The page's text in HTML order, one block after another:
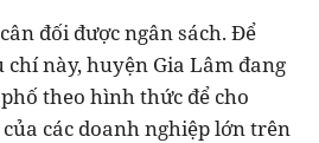
đối được ngân sách. Để
này, huyện Gia Lâm đang
theo hình thức để cho
các doanh nghiệp lớn trên